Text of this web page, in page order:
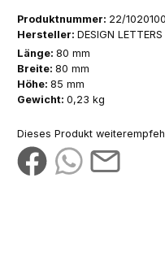
Produktnummer: 22/
Hersteller: DESIGN LETTERS
Länge: 80 mm
Breite: 80 mm
Höhe: 85 mm
Gewicht: 0,23 kg
Dieses Produkt